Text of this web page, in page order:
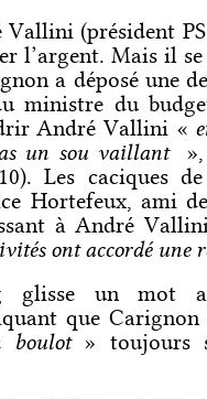
Vallini (président
l’argent. Mais il
a déposé une
ministre du
André Vallini «
un sou vaillant
Les caciques
Hortefeux, ami
à André
ont accordé une
glisse un mot
que
» toujours